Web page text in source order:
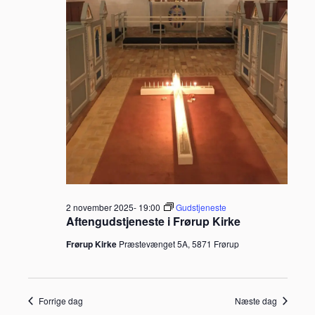
Aftengudstjeneste i Frørup Kirke
2 november 2025- 19:00 Gudstjeneste
Frørup Kirke Præstevænget 5A, 5871 Frørup
Forrige dag Næste dag